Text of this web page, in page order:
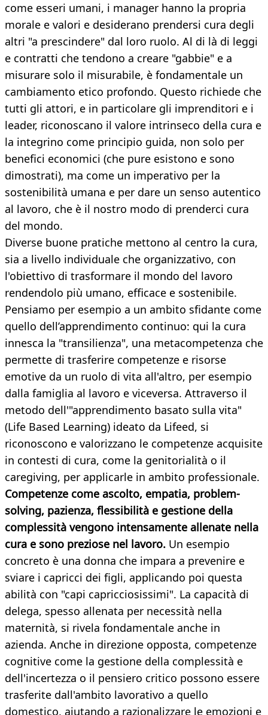
come esseri umani, i manager hanno la propria
morale e valori e desiderano prendersi cura degli
altri "a prescindere" dal loro ruolo. Al di là di leggi
e contratti che tendono a creare "gabbie" e a
misurare solo il misurabile, è fondamentale un
cambiamento etico profondo. Questo richiede che
tutti gli attori, e in particolare gli imprenditori e i
leader, riconoscano il valore intrinseco della cura e
la integrino come principio guida, non solo per
benefici economici (che pure esistono e sono
dimostrati), ma come un imperativo per la
sostenibilità umana e per dare un senso autentico
al lavoro, che è il nostro modo di prenderci cura
del mondo.
Diverse buone pratiche mettono al centro la cura,
sia a livello individuale che organizzativo, con
l'obiettivo di trasformare il mondo del lavoro
rendendolo più umano, efficace e sostenibile.
Pensiamo per esempio a un ambito sfidante come
quello dell’apprendimento continuo: qui la cura
innesca la "transilienza", una metacompetenza che
permette di trasferire competenze e risorse
emotive da un ruolo di vita all'altro, per esempio
dalla famiglia al lavoro e viceversa. Attraverso il
metodo dell'"apprendimento basato sulla vita"
(Life Based Learning) ideato da Lifeed, si
riconoscono e valorizzano le competenze acquisite
in contesti di cura, come la genitorialità o il
caregiving, per applicarle in ambito professionale.
Competenze come ascolto, empatia, problem-
solving, pazienza, flessibilità e gestione della
complessità vengono intensamente allenate nella
cura e sono preziose nel lavoro. Un esempio
concreto è una donna che impara a prevenire e
sviare i capricci dei figli, applicando poi questa
abilità con "capi capricciosissimi". La capacità di
delega, spesso allenata per necessità nella
maternità, si rivela fondamentale anche in
azienda. Anche in direzione opposta, competenze
cognitive come la gestione della complessità e
dell'incertezza o il pensiero critico possono essere
trasferite dall'ambito lavorativo a quello
domestico, aiutando a razionalizzare le emozioni e